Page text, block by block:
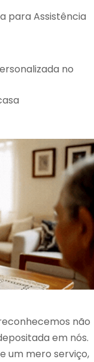
não
em nós.
um mero serviço,
para Assistência
no